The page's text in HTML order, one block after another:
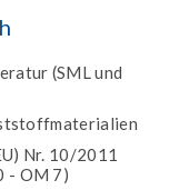
(SML und
Nr. 10/2011
- OM 7)